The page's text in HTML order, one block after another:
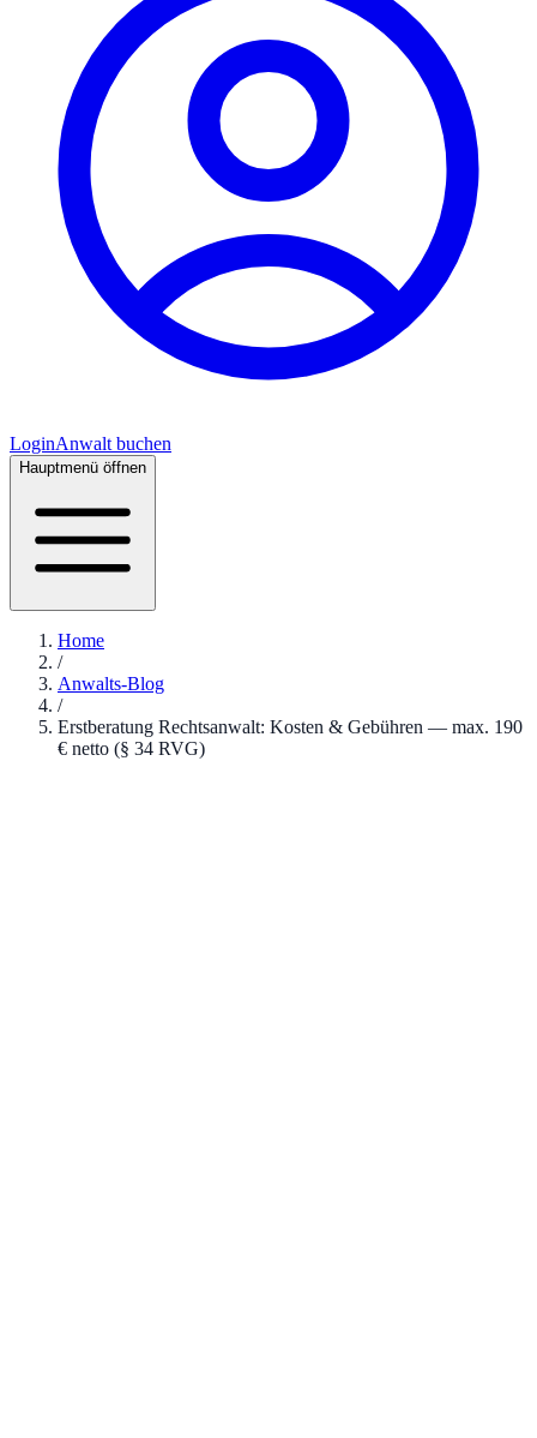
LoginAnwalt buchen
Hauptmenü öffnen
Home
/
Anwalts-Blog
/
Erstberatung Rechtsanwalt: Kosten & Gebühren — max. 190
€ netto (§ 34 RVG)